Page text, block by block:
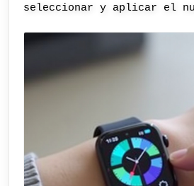
seleccionar y aplicar el